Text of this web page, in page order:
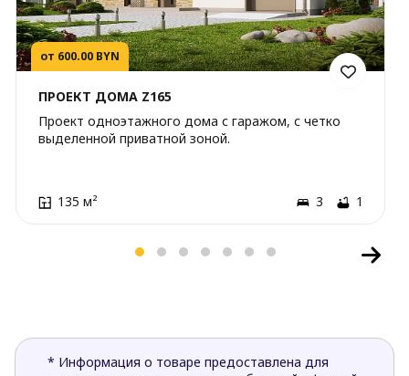
от 600.00 BYN
ПРОЕКТ ДОМА Z165
Проект одноэтажного дома с гаражом, с четко
выделенной приватной зоной.
135 м² 3 1
* Информация о товаре предоставлена для